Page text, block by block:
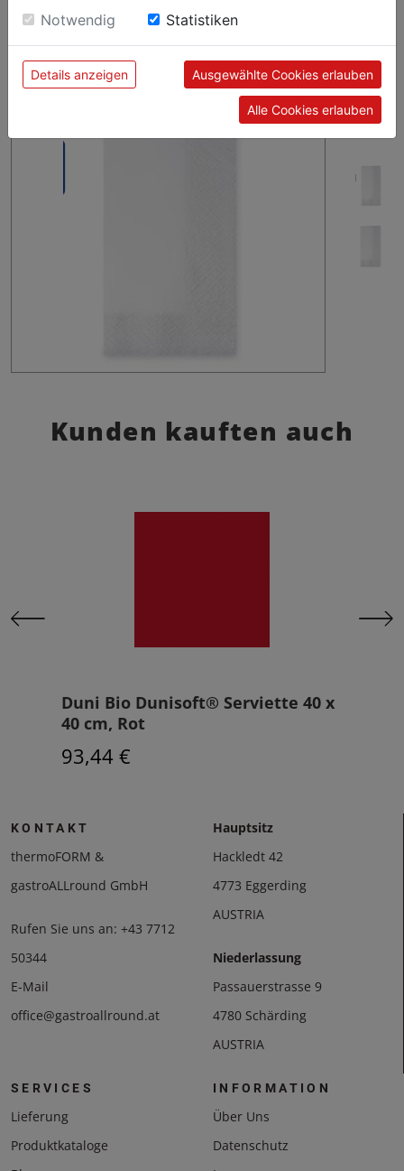
Karton = 2.000 Stück, verpackt zu 8 x 250 Stück
Kunden kauften auch
Duni Bio Dunisoft® Serviette 40 x
40 cm, Rot
93,44 €
KONTAKT
thermoFORM &
gastroALLround GmbH
Rufen Sie uns an: +43 7712
50344
E-Mail
office@gastroallround.at
Hauptsitz
Hackledt 42
4773 Eggerding
AUSTRIA
Niederlassung
Passauerstrasse 9
4780 Schärding
AUSTRIA
SERVICES
Lieferung
Produktkataloge
INFORMATION
Über Uns
Datenschutz
sie unsere Webseite weiter nutzen, geben Sie
Einwilligung zu unseren Cookies.
Notwendig Statistiken
Details anzeigen Ausgewählte Cookies erlauben
Alle Cookies erlauben